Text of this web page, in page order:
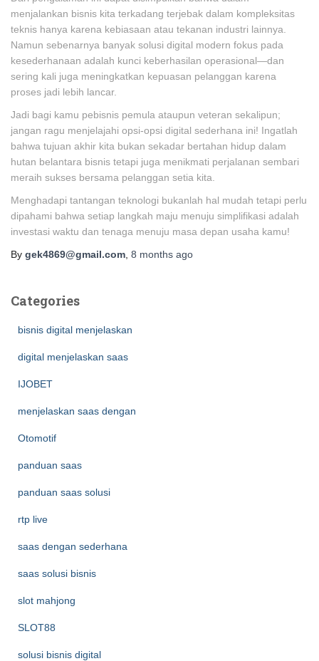
menjalankan bisnis kita terkadang terjebak dalam kompleksitas
teknis hanya karena kebiasaan atau tekanan industri lainnya.
Namun sebenarnya banyak solusi digital modern fokus pada
kesederhanaan adalah kunci keberhasilan operasional—dan
sering kali juga meningkatkan kepuasan pelanggan karena
proses jadi lebih lancar.
Jadi bagi kamu pebisnis pemula ataupun veteran sekalipun;
jangan ragu menjelajahi opsi-opsi digital sederhana ini! Ingatlah
bahwa tujuan akhir kita bukan sekadar bertahan hidup dalam
hutan belantara bisnis tetapi juga menikmati perjalanan sembari
meraih sukses bersama pelanggan setia kita.
Menghadapi tantangan teknologi bukanlah hal mudah tetapi perlu
dipahami bahwa setiap langkah maju menuju simplifikasi adalah
investasi waktu dan tenaga menuju masa depan usaha kamu!
By gek4869@gmail.com 8 months ago
Categories
bisnis digital menjelaskan
digital menjelaskan saas
IJOBET
menjelaskan saas dengan
Otomotif
panduan saas
panduan saas solusi
rtp live
saas dengan sederhana
saas solusi bisnis
slot mahjong
SLOT88
solusi bisnis digital